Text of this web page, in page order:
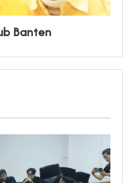
Banten